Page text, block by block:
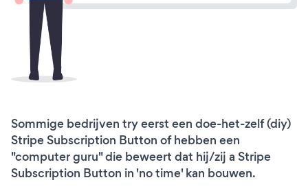
Sommige bedrijven try eerst een doe-het-zelf (diy)
Stripe Subscription Button of hebben een
"computer guru" die beweert dat hij/zij a Stripe
Subscription Button in 'no time' kan bouwen.